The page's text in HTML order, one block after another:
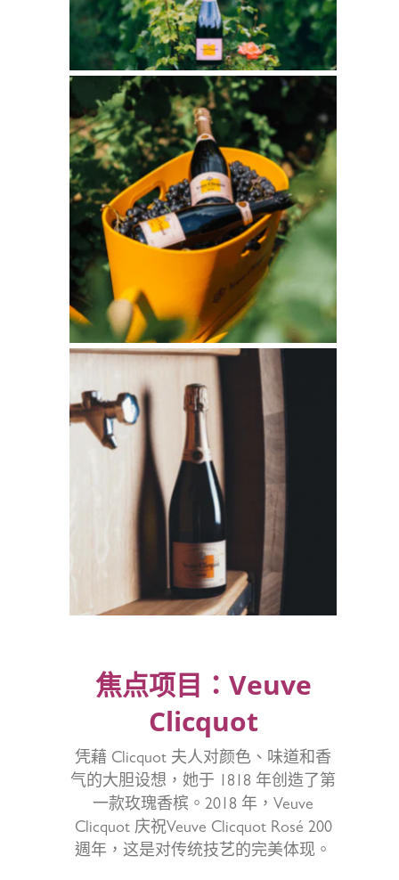
焦点项目：Veuve
Clicquot
凭藉 Clicquot 夫人对颜色、味道和香
气的大胆设想，她于 1818 年创造了第
一款玫瑰香槟。2018 年，Veuve
Clicquot 庆祝Veuve Clicquot Rosé 200
週年，这是对传统技艺的完美体现。